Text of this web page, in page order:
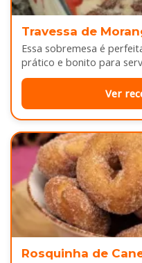
Travessa de
Essa sobremesa é
prático e bonito para
aniversários ou…
Ver
Rosquinha de